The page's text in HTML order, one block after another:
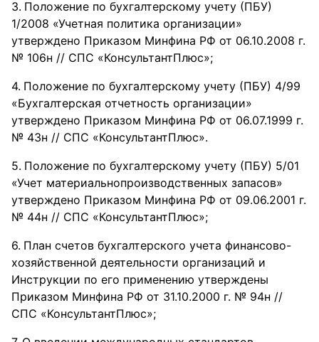
Положение по бухгалтерскому учету (ПБУ)
1/2008 «Учетная политика организации»
утверждено Приказом Минфина РФ от 06.10.2008 г.
№ 106н // СПС «КонсультантПлюс»;
Положение по бухгалтерскому учету (ПБУ) 4/99
«Бухгалтерская отчетность организации»
утверждено Приказом Минфина РФ от 06.07.1999 г.
№ 43н // СПС «КонсультантПлюс».
Положение по бухгалтерскому учету (ПБУ) 5/01
«Учет материальнопроизводственных запасов»
утверждено Приказом Минфина РФ от 09.06.2001 г.
№ 44н // СПС «КонсультантПлюс»;
План счетов бухгалтерского учета финансово-
хозяйственной деятельности организаций и
Инструкции по его применению утверждены
Приказом Минфина РФ от 31.10.2000 г. № 94н //
СПС «КонсультантПлюс»;